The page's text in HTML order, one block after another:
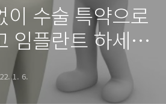
이 수술 특약으로
임플란트 하세요
수술) - 임플란
1. 6.